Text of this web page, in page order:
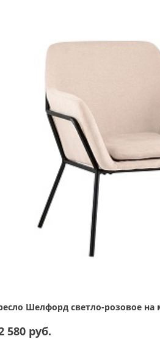
Шелфорд светло-розовое на
580 руб.